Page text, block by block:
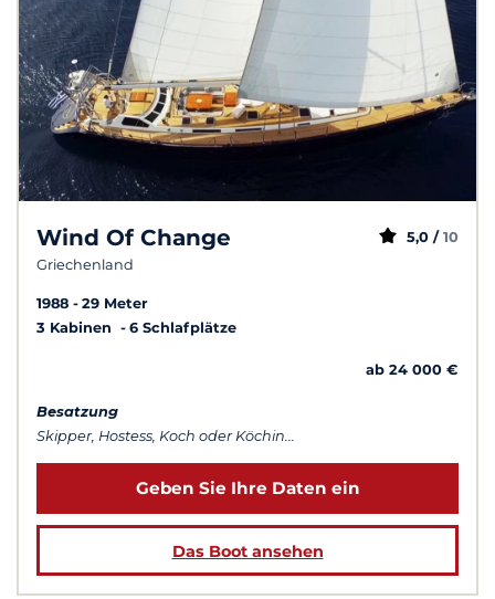
Wind Of Change
Griechenland
5,0 / 10
1988
29 Meter
3 Kabinen
6 Schlafplätze
ab 24 000 €
Besatzung
Skipper, Hostess, Koch oder Köchin...
Geben Sie Ihre Daten ein
Das Boot ansehen